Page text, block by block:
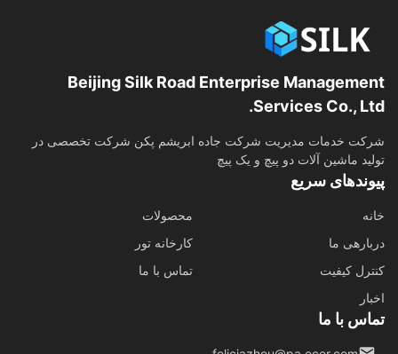
Beijing Silk Road Enterprise Management
Services Co., Ltd.
شرکت خدمات مدیریت شرکت جاده ابریشم پکن شرکت تخصصی در
تولید ماشین آلات دو پیچ و یک پیچ
پیوندهای سریع
خانه
محصولات
دربارهی ما
کارخانه تور
کنترل کیفیت
تماس با ما
اخبار
تماس با ما